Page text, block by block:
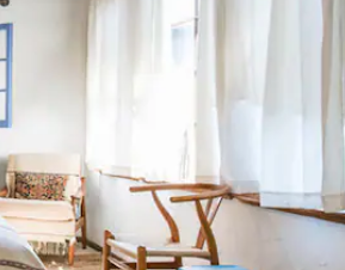
les parcourir ou en appuyant et en